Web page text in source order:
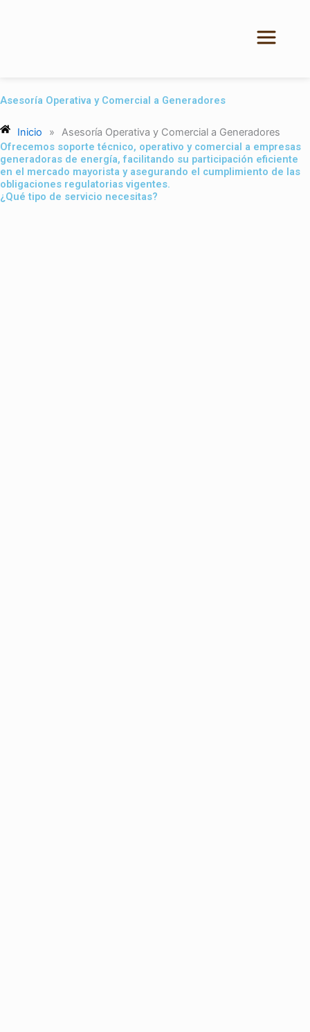
Asesoría Operativa y Comercial a Generadores
Inicio »
Asesoría Operativa y Comercial a Generadores
Ofrecemos soporte técnico, operativo y comercial a empresas
generadoras de energía, facilitando su participación eficiente
en el mercado mayorista y asegurando el cumplimiento de las
obligaciones regulatorias vigentes.
¿Qué tipo de servicio necesitas?